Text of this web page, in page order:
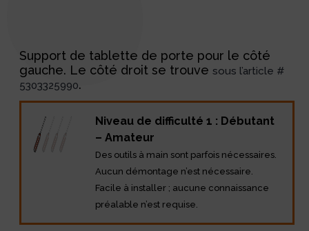
Support de tablette de porte pour le côté
gauche. Le côté droit se trouvesous l’article #
5303325990.
Niveau de difficulté 1 : Débutant
– Amateur
Des outils à main sont parfois nécessaires.
Aucun démontage n’est nécessaire.
Facile à installer ; aucune connaissance
préalable n’est requise.